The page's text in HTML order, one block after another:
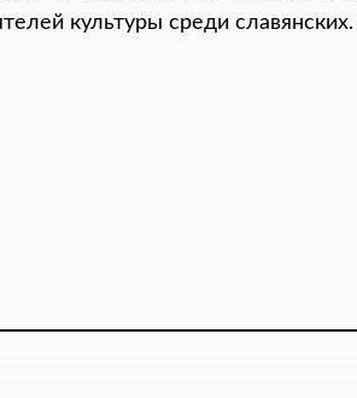
культуры среди